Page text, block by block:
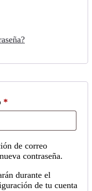
*
de correo
contraseña.
durante el
de tu cuenta